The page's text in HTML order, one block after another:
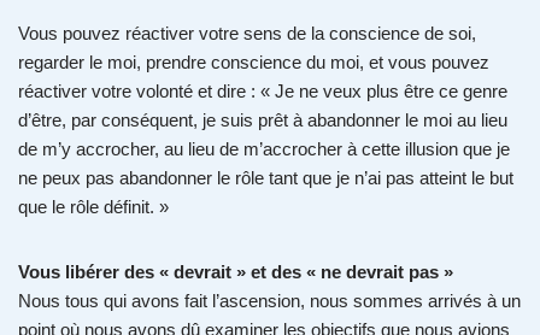
Vous pouvez réactiver votre sens de la conscience de soi,
regarder le moi, prendre conscience du moi, et vous pouvez
réactiver votre volonté et dire : « Je ne veux plus être ce genre
d’être, par conséquent, je suis prêt à abandonner le moi au lieu
de m’y accrocher, au lieu de m’accrocher à cette illusion que je
ne peux pas abandonner le rôle tant que je n’ai pas atteint le but
que le rôle définit. »
Vous libérer des « devrait » et des « ne devrait pas »
Nous tous qui avons fait l’ascension, nous sommes arrivés à un
point où nous avons dû examiner les objectifs que nous avions